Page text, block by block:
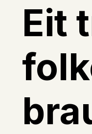
Eit